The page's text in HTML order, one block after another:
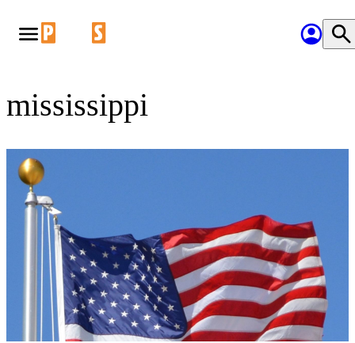
mississippi